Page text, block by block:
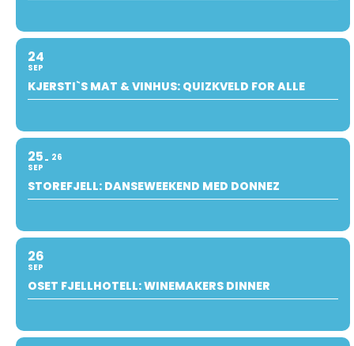
24
SEP
KJERSTI`S MAT & VINHUS: QUIZKVELD FOR ALLE
25
SEP
26
STOREFJELL: DANSEWEEKEND MED DONNEZ
26
SEP
OSET FJELLHOTELL: WINEMAKERS DINNER